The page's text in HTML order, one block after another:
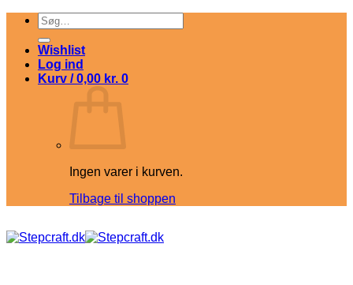
Fortsæt
indhold
Søg
efter:
Wishlist
Log ind
Kurv /0,00 kr. 0
Ingen varer i kurven.
Tilbage til shoppen